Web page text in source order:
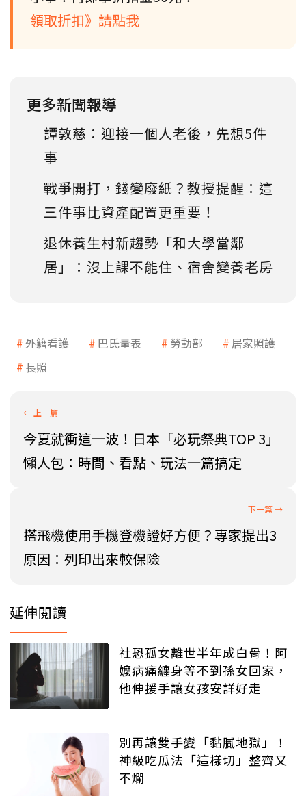
領取折扣》請點我
更多新聞報導
譚敦慈：迎接一個人老後，先想5件
事
戰爭開打，錢變廢紙？教授提醒：這
三件事比資產配置更重要！
退休養生村新趨勢「和大學當鄰
居」：沒上課不能住、宿舍變養老房
外籍看護 巴氏量表 勞動部
居家照護
長照
今夏就衝這一波！日本「必玩祭典TOP 3」
懶人包：時間、看點、玩法一篇搞定
搭飛機使用手機登機證好方便？專家提出3
原因：列印出來較保險
延伸閱讀
社恐孤女離世半年成白骨！阿
嬤病痛纏身等不到孫女回家，
他伸援手讓女孩安詳好走
別再讓雙手變「黏膩地獄」！
神級吃瓜法「這樣切」整齊又
不爛